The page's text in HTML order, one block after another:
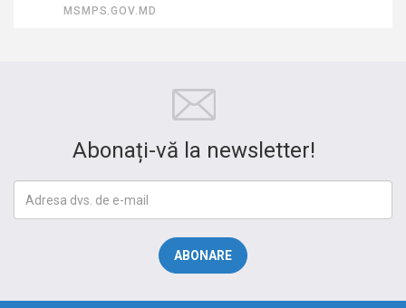
MSMPS.GOV.MD
Abonați-vă la newsletter!